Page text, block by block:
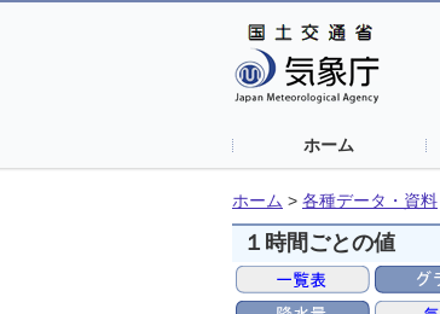
ホーム
ホーム > 各種データ・資料
１時間ごとの値